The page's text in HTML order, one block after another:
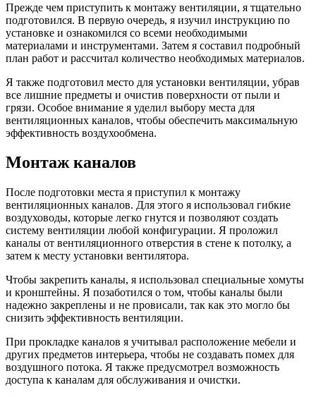
Прежде чем приступить к монтажу вентиляции, я тщательно
подготовился. В первую очередь, я изучил инструкцию по
установке и ознакомился со всеми необходимыми
материалами и инструментами. Затем я составил подробный
план работ и рассчитал количество необходимых материалов.
Я также подготовил место для установки вентиляции, убрав
все лишние предметы и очистив поверхности от пыли и
грязи. Особое внимание я уделил выбору места для
вентиляционных каналов, чтобы обеспечить максимальную
эффективность воздухообмена.
Монтаж каналов
После подготовки места я приступил к монтажу
вентиляционных каналов. Для этого я использовал гибкие
воздуховоды, которые легко гнутся и позволяют создать
систему вентиляции любой конфигурации. Я проложил
каналы от вентиляционного отверстия в стене к потолку, а
затем к месту установки вентилятора.
Чтобы закрепить каналы, я использовал специальные хомуты
и кронштейны. Я позаботился о том, чтобы каналы были
надежно закреплены и не провисали, так как это могло бы
снизить эффективность вентиляции.
При прокладке каналов я учитывал расположение мебели и
других предметов интерьера, чтобы не создавать помех для
воздушного потока. Я также предусмотрел возможность
доступа к каналам для обслуживания и очистки.